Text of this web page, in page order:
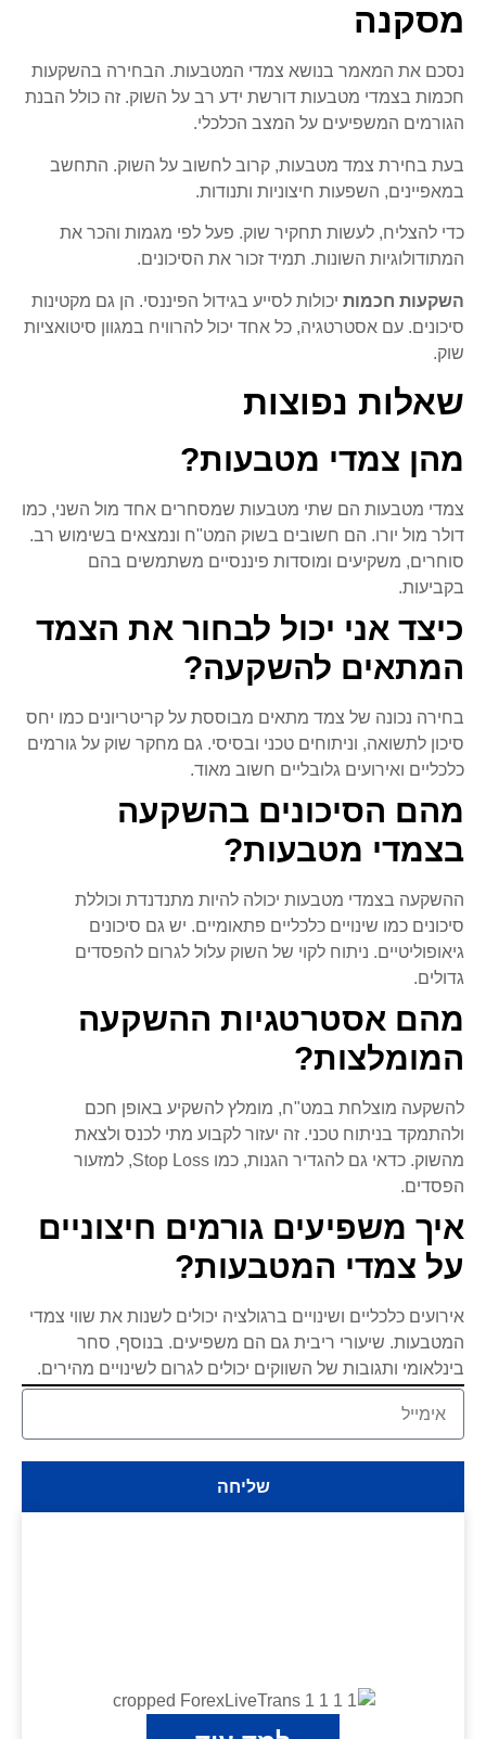
שליחה
מסקנה
נסכם את המאמר בנושא צמדי המטבעות. הבחירה בהשקעות
חכמות בצמדי מטבעות דורשת ידע רב על השוק. זה כולל הבנת
הגורמים המשפיעים על המצב הכלכלי.
בעת בחירת צמד מטבעות, קרוב לחשוב על השוק. התחשב
במאפיינים, השפעות חיצוניות ותנודות.
כדי להצליח, לעשות תחקיר שוק. פעל לפי מגמות והכר את
המתודולוגיות השונות. תמיד זכור את הסיכונים.
השקעות חכמות יכולות לסייע בגידול הפיננסי. הן גם מקטינות
סיכונים. עם אסטרטגיה, כל אחד יכול להרוויח במגוון סיטואציות
שוק.
שאלות נפוצות
מהן צמדי מטבעות?
צמדי מטבעות הם שתי מטבעות שמסחרים אחד מול השני, כמו
דולר מול יורו. הם חשובים בשוק המט"ח ונמצאים בשימוש רב.
סוחרים, משקיעים ומוסדות פיננסיים משתמשים בהם
בקביעות.
כיצד אני יכול לבחור את הצמד
המתאים להשקעה?
בחירה נכונה של צמד מתאים מבוססת על קריטריונים כמו יחס
סיכון לתשואה, וניתוחים טכני ובסיסי. גם מחקר שוק על גורמים
כלכליים ואירועים גלובליים חשוב מאוד.
מהם הסיכונים בהשקעה
בצמדי מטבעות?
ההשקעה בצמדי מטבעות יכולה להיות מתנדנדת וכוללת
סיכונים כמו שינויים כלכליים פתאומיים. יש גם סיכונים
גיאופוליטיים. ניתוח לקוי של השוק עלול לגרום להפסדים
גדולים.
מהם אסטרטגיות ההשקעה
המומלצות?
להשקעה מוצלחת במט"ח, מומלץ להשקיע באופן חכם
ולהתמקד בניתוח טכני. זה יעזור לקבוע מתי לכנס ולצאת
מהשוק. כדאי גם להגדיר הגנות, כמו Stop Loss, למזעור
הפסדים.
איך משפיעים גורמים חיצוניים
על צמדי המטבעות?
אירועים כלכליים ושינויים ברגולציה יכולים לשנות את שווי צמדי
המטבעות. שיעורי ריבית גם הם משפיעים. בנוסף, סחר
בינלאומי ותגובות של השווקים יכולים לגרום לשינויים מהירים.